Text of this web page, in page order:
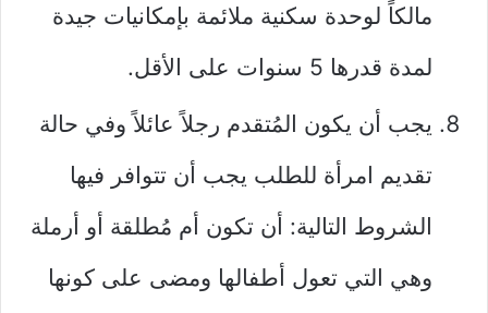
مالكاً لوحدة سكنية ملائمة بإمكانيات جيدة
لمدة قدرها 5 سنوات على الأقل.
يجب أن يكون المُتقدم رجلاً عائلاً وفي حالة
تقديم امرأة للطلب يجب أن تتوافر فيها
الشروط التالية: أن تكون أم مُطلقة أو أرملة
وهي التي تعول أطفالها ومضى على كونها